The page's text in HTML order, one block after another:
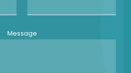
Message